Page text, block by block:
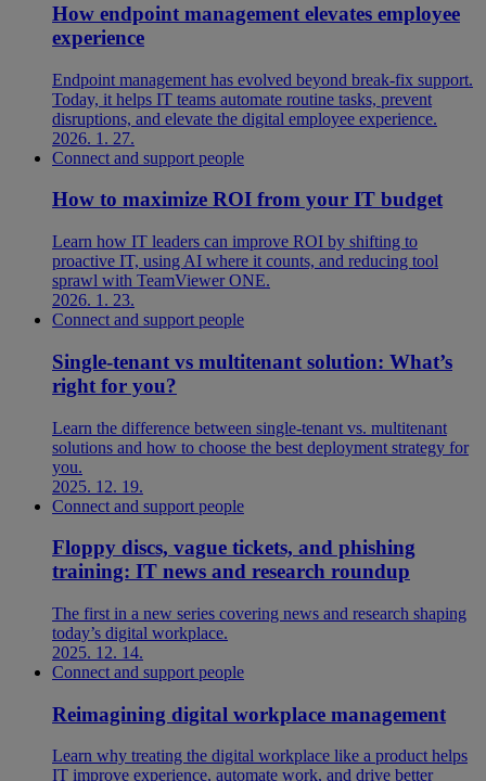
How endpoint management elevates employee
experience
Endpoint management has evolved beyond break-fix support.
Today, it helps IT teams automate routine tasks, prevent
disruptions, and elevate the digital employee experience.
2026. 1. 27.
Connect and support people
How to maximize ROI from your IT budget
Learn how IT leaders can improve ROI by shifting to
proactive IT, using AI where it counts, and reducing tool
sprawl with TeamViewer ONE.
2026. 1. 23.
Connect and support people
Single-tenant vs multitenant solution: What’s
right for you?
Learn the difference between single-tenant vs. multitenant
solutions and how to choose the best deployment strategy for
you.
2025. 12. 19.
Connect and support people
Floppy discs, vague tickets, and phishing
training: IT news and research roundup
The first in a new series covering news and research shaping
today’s digital workplace.
2025. 12. 14.
Connect and support people
Reimagining digital workplace management
Learn why treating the digital workplace like a product helps
IT improve experience, automate work, and drive better